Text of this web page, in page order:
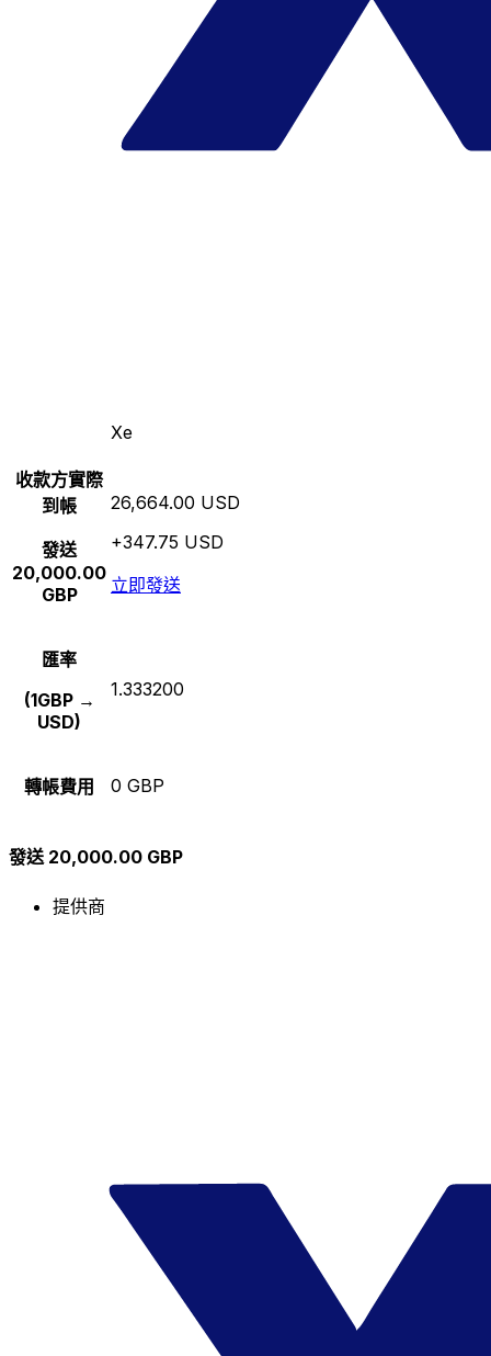
Xe
收款方實際
到帳
發送
20,000.00
GBP
26,664.00 USD
+347.75 USD
立即發送
匯率
(1GBP →
USD)
1.333200
轉帳費用 0 GBP
發送 20,000.00 GBP
提供商